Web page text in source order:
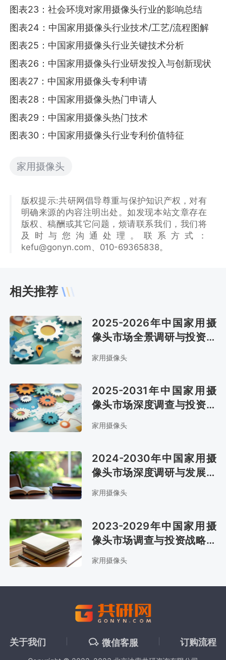
图表23：社会环境对家用摄像头行业的影响总结
图表24：中国家用摄像头行业技术/工艺/流程图解
图表25：中国家用摄像头行业关键技术分析
图表26：中国家用摄像头行业研发投入与创新现状
图表27：中国家用摄像头专利申请
图表28：中国家用摄像头热门申请人
图表29：中国家用摄像头热门技术
图表30：中国家用摄像头行业专利价值特征
家用摄像头
版权提示:共研网倡导尊重与保护知识产权，对有
明确来源的内容注明出处。如发现本站文章存在
版权、稿酬或其它问题，烦请联系我们，我们将
及时与您沟通处理。联系方式：
kefu@gonyn.com、010-69365838。
相关推荐
2025-2026年中国家用摄
像头市场全景调研与投资战
略研究报告
家用摄像头
2025-2031年中国家用摄
像头市场深度调查与投资战
略研究报告
家用摄像头
2024-2030年中国家用摄
像头市场深度调研与发展前
景报告
家用摄像头
2023-2029年中国家用摄
像头市场调查与投资战略研
究报告
家用摄像头
关于我们 微信客服 订购流程